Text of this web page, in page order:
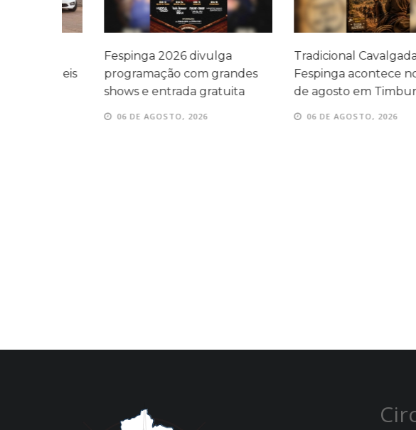
Fespinga 2026 divulga
programação com grandes
shows e entrada gratuita
06 DE AGOSTO, 2026
Tradicional Cavalgada da
Fespinga acontece no dia 16
de agosto em Timburi
06 DE AGOSTO, 2026